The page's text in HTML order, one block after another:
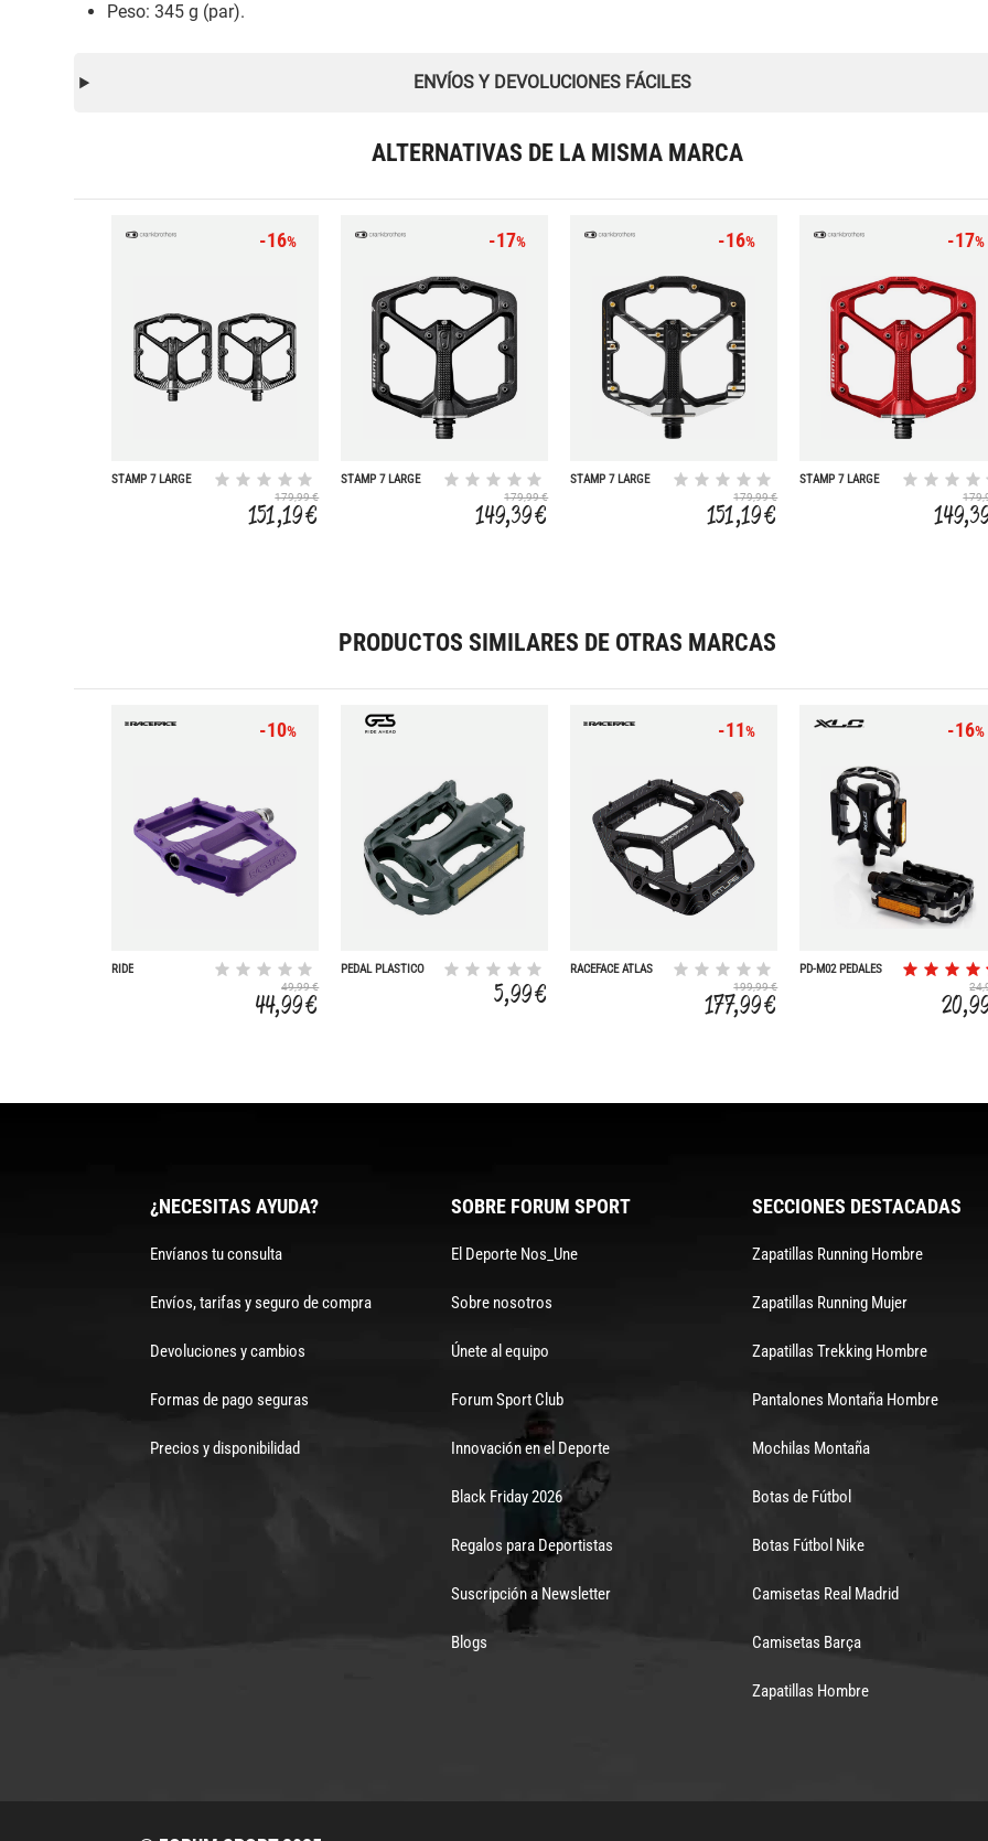
Peso: 345 g (par).
ENVÍOS Y DEVOLUCIONES FÁCILES
ALTERNATIVAS DE LA MISMA MARCA
-16%
STAMP 7 LARGE
179,99 €
151,19 €
-17%
STAMP 7 LARGE
179,99 €
149,39 €
-16%
STAMP 7 LARGE
179,99 €
151,19 €
-17%
STAMP 7 LARGE
PRODUCTOS SIMILARES DE OTRAS MARCAS
-10%
RIDE
49,99 €
44,99 €
PEDAL PLASTICO
5,99 €
-11%
RACEFACE ATLAS
199,99 €
177,99 €
-16%
PD-M02 PEDALES
¿NECESITAS AYUDA?
Envíanos tu consulta
Envíos, tarifas y seguro de compra
Devoluciones y cambios
Formas de pago seguras
Precios y disponibilidad
SOBRE FORUM SPORT
El Deporte Nos_Une
Sobre nosotros
Únete al equipo
Forum Sport Club
Innovación en el Deporte
Black Friday 2026
Regalos para Deportistas
Suscripción a Newsletter
Blogs
SECCIONES DESTACADAS
Zapatillas Running Hombre
Zapatillas Running Mujer
Zapatillas Trekking Hombre
Pantalones Montaña Hombre
Mochilas Montaña
Botas de Fútbol
Botas Fútbol Nike
Camisetas Real Madrid
Camisetas Barça
Zapatillas Hombre